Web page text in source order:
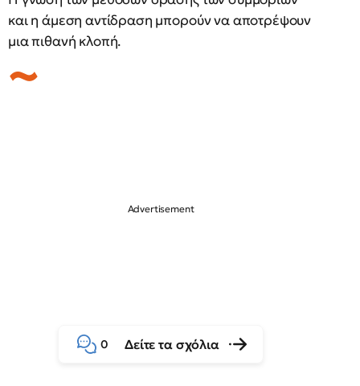
και η άμεση αντίδραση μπορούν να αποτρέψουν
μια πιθανή κλοπή.
0 Δείτε τα σχόλια